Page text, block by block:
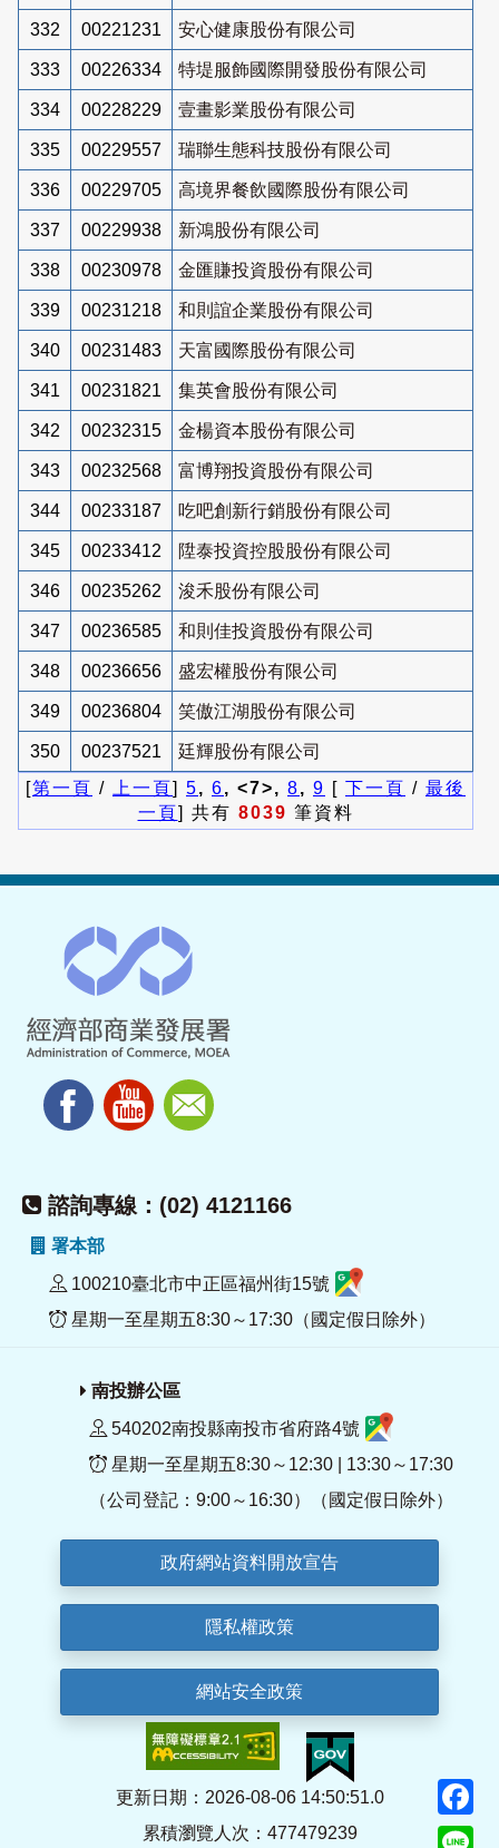
332 00221231 安心健康股份有限公司
333 00226334 特堤服飾國際開發股份有限公司
334 00228229 壹畫影業股份有限公司
335 00229557 瑞聯生態科技股份有限公司
336 00229705 高境界餐飲國際股份有限公司
337 00229938 新鴻股份有限公司
338 00230978 金匯賺投資股份有限公司
339 00231218 和則誼企業股份有限公司
340 00231483 天富國際股份有限公司
341 00231821 集英會股份有限公司
342 00232315 金楊資本股份有限公司
343 00232568 富博翔投資股份有限公司
344 00233187 吃吧創新行銷股份有限公司
345 00233412 陞泰投資控股股份有限公司
346 00235262 浚禾股份有限公司
347 00236585 和則佳投資股份有限公司
348 00236656 盛宏權股份有限公司
349 00236804 笑傲江湖股份有限公司
350 00237521
廷輝股份有限公司
[第一頁 / 上一頁] 5, 6, <7>, 8, 9 [ 下一頁 / 最後
一頁] 共有 8039 筆資料
諮詢專線：(02) 4121166
署本部
100210臺北市中正區福州街15號
星期一至星期五8:30～17:30（國定假日除外）
南投辦公區
540202南投縣南投市省府路4號
星期一至星期五8:30～12:30 | 13:30～17:30
（公司登記：9:00～16:30）（國定假日除外）
政府網站資料開放宣告
隱私權政策
網站安全政策
更新日期：2026-08-06 14:50:51.0
累積瀏覽人次：477479239